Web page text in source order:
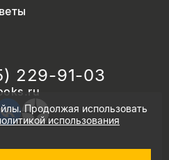
229-91-03
Продолжая использовать
использования